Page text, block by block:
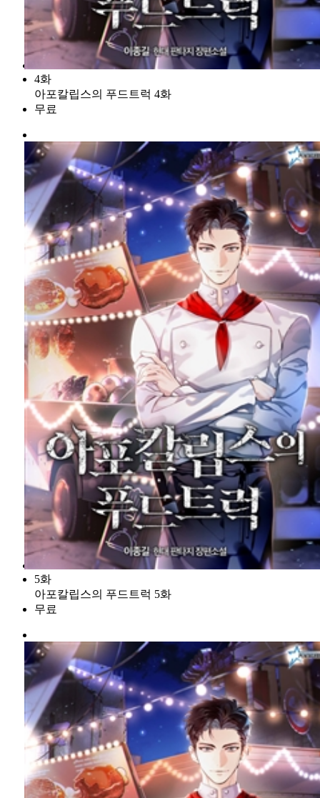
4화
아포칼립스의 푸드트럭 4화
무료
5화
아포칼립스의 푸드트럭 5화
무료